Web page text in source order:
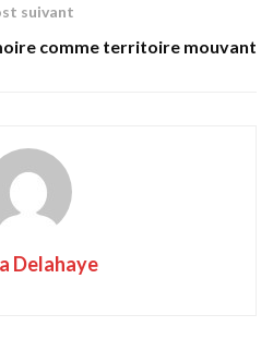
suivant
comme territoire mouvant
Delahaye